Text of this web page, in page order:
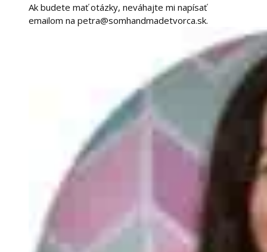
Ak budete mať otázky, neváhajte mi napísať
emailom na petra@somhandmadetvorca.sk.